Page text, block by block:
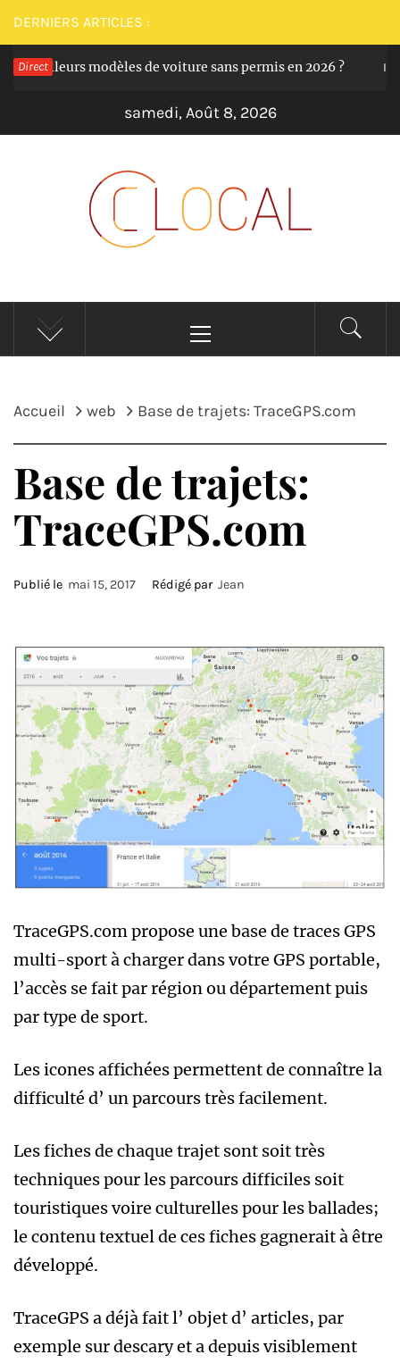
Passer
au
contenu
DERNIERS ARTICLES :
Direct
meilleurs modèles de voiture sans permis en 2026 ? Il y
samedi, Août 8, 2026
CLOCAL
De la proximité dans vos services
principal
Accueil web Base de trajets: TraceGPS.com
Base de trajets:
TraceGPS.com
Publié le mai 15, 2017 Rédigé par Jean
TraceGPS.com propose une base de traces GPS
multi-sport à charger dans votre GPS portable,
l’accès se fait par région ou département puis
par type de sport.
Les icones affichées permettent de connaître la
difficulté d’ un parcours très facilement.
Les fiches de chaque trajet sont soit très
techniques pour les parcours difficiles soit
touristiques voire culturelles pour les ballades;
le contenu textuel de ces fiches gagnerait à être
développé.
TraceGPS a déjà fait l’ objet d’ articles, par
exemple sur descary et a depuis visiblement